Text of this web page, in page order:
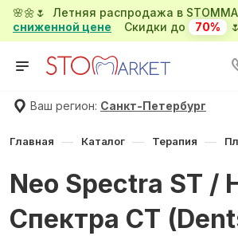
🌸🌼🌷 Летняя распродажа в
сниженной цене Скидки до 70%
Ваш регион: Санкт-Петербург
Главная — Каталог — Терапия —
Neo Spectra ST /
Спектра СТ